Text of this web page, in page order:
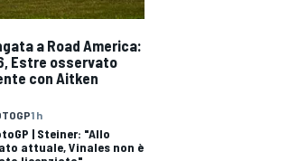
a Road America:
Estre osservato
con Aitken
1 h
| Steiner: "Allo
attuale, Vinales non è